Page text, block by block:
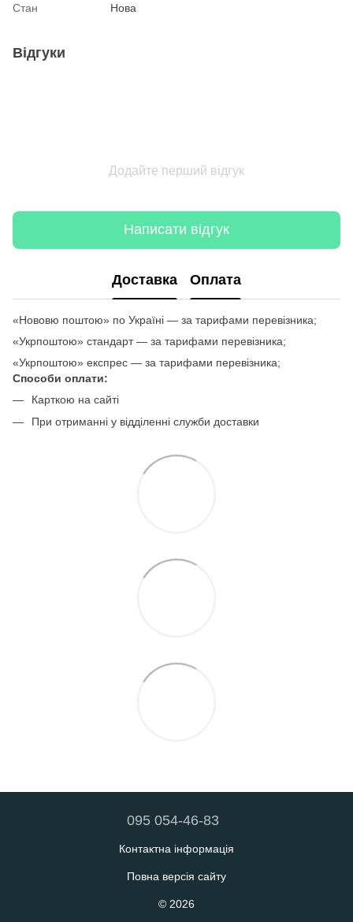
Стан
Нова
Відгуки
Додайте перший відгук
Написати відгук
Доставка Оплата
«Нововю поштою» по Україні — за тарифами перевізника;
«Укрпоштою» стандарт — за тарифами перевізника;
«Укрпоштою» експрес — за тарифами перевізника;
Способи оплати:
Карткою на сайті
При отриманні у відділенні служби доставки
095 054-46-83
Контактна інформація
Повна версія сайту
© 2026